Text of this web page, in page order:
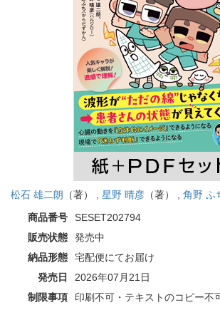
松石 雄二朗 （著） , 星野 晴彦 （著） , 角野 ふ
商品番号
SESET202794
販売状態
発売中
納品形態
宅配便にてお届け
発売日
2026年07月21日
制限事項
印刷不可・テキストのコピー不